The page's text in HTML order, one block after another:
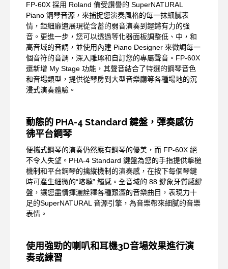
FP-60X 採用 Roland 備受讚譽的 SuperNATURAL
Piano 鋼琴音源，來捕捉您演奏風格的每一抹細膩表
情，鉅細靡遺展現從含蓄的弱音演奏到鏗鏘有力的強
音。更進一步，您可以透過等化器面板調整低、中，和
高音域的音調，並使用內建 Piano Designer 來微調每一
個音符的音調，深入雕琢和自訂您的專屬聲音。FP-60X
還新增 My Stage 功能，其聲音結合了特選的鋼琴音色
和音場類型，提供從琴房到大型音樂廳等各種場地的沉
浸式演奏體驗。
動態的 PHA-4 Standard 鍵盤，彈奏感彷
彿平台鋼琴
便攜式鋼琴的演奏仍然應有鋼琴的優美，而 FP-60X 絕
不令人失望。PHA-4 Standard 鍵盤為您的手指提供擊槌
機制和平台鋼琴的擒縱機制的演奏感，在按下每個琴鍵
時可產生細微的“喀噠” 觸感。全音域的 88 鍵象牙質感鍵
盤，讓您盡情揮灑詮釋各種艱澀的音樂曲目，表現力十
足的SuperNATURAL 音源引擎，為音樂帶來細膩的音樂
表情。
使用強勁的喇叭和耳機3D音場效果進行演
奏或練習